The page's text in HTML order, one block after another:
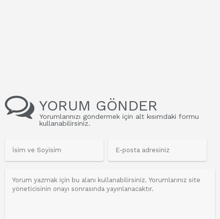
YORUM GÖNDER
Yorumlarınızı göndermek için alt kısımdaki formu
kullanabilirsiniz.